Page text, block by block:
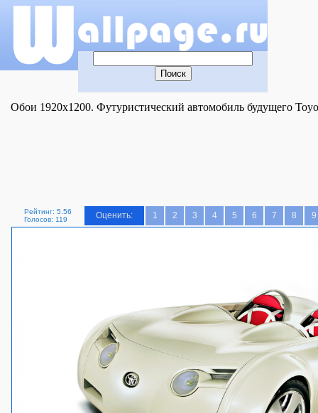
Обои 1920x1200. Футуристический автомобиль будущего
Рейтинг: 5.56
Голосов: 119
Оценить: 1 2 3 4 5 6 7 8 9